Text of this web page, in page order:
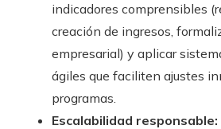
indicadores comprensibles
creación de ingresos,
empresarial) y aplicar
ágiles que faciliten ajustes
programas.
Escalabilidad responsable: